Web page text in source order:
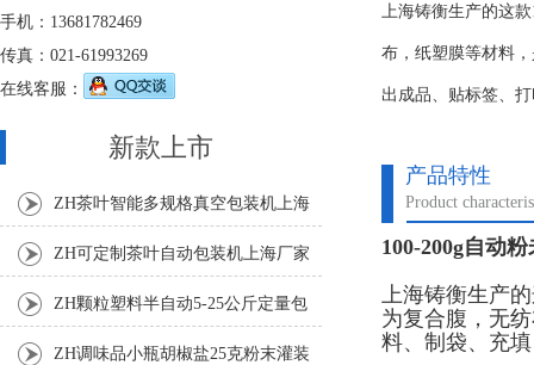
上海铸衡生产的这
布，纸塑膜等材料
出成品、贴标签、
产品特性
Product
100-200g自动
上海铸衡生产
为复合腹，无
料、制袋、充
手机：13681782469
传真：021-61993269
在线客服：
新款上市
ZH茶叶智能多规格真空包装机上海
厂家 ZH可定制茶叶自动包装机上海厂家
ZH颗粒塑料半自动5-25公斤定量包
装机 ZH调味品小瓶胡椒盐25克粉末灌装